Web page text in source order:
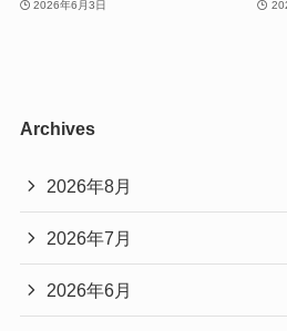
2026年6月3日
Archives
2026年8月
2026年7月
2026年6月